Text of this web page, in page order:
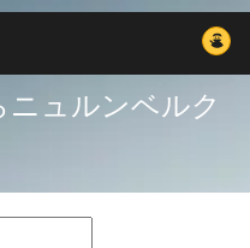
ュルンベルク